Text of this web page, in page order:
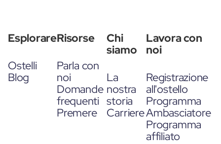
Esplorare
Ostelli
Blog
Risorse
Parla con
noi
Domande
frequenti
Premere
Chi
siamo
La
nostra
storia
Carriere
Lavora con
noi
Registrazione
all'ostello
Programma
Ambasciatore
Programma
affiliato